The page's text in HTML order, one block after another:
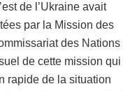
de l’Ukraine avait
par la Mission des
des Nations
de cette mission qui
rapide de la situation